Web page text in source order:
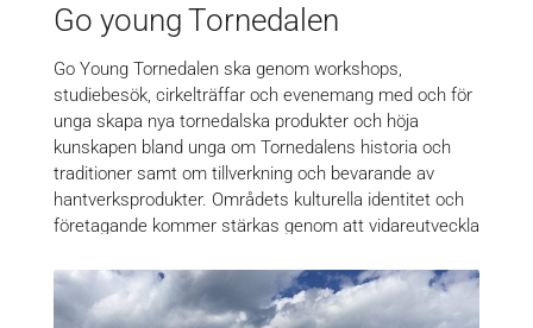
Go young Tornedalen
Go Young Tornedalen ska genom workshops,
studiebesök, cirkelträffar och evenemang med och för
unga skapa nya tornedalska produkter och höja
kunskapen bland unga om Tornedalens historia och
traditioner samt om tillverkning och bevarande av
hantverksprodukter. Områdets kulturella identitet och
företagande kommer stärkas genom att vidareutveckla
och främja samverkan mellan olika kulturer,…